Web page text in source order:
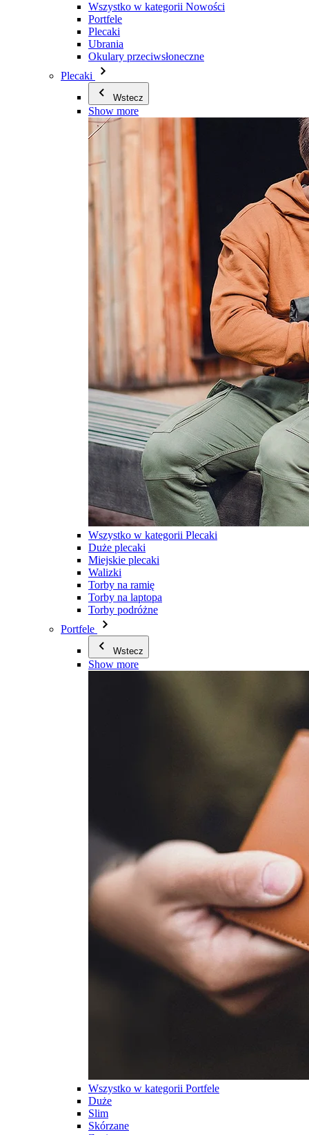
Wszystko w kategorii Nowości
Portfele
Plecaki
Ubrania
Okulary przeciwsłoneczne
Plecaki
Wstecz
Show more
Wszystko w kategorii Plecaki
Duże plecaki
Miejskie plecaki
Walizki
Torby na ramię
Torby na laptopa
Torby podróżne
Portfele
Wstecz
Show more
Wszystko w kategorii Portfele
Duże
Slim
Skórzane